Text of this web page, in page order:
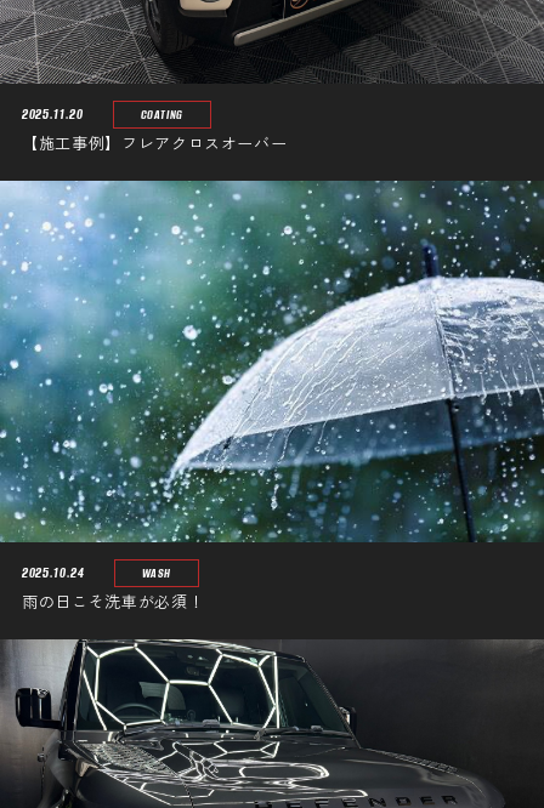
2025.11.20 COATING
【施工事例】フレアクロスオーバー
2025.10.24 WASH
雨の日こそ洗車が必須！